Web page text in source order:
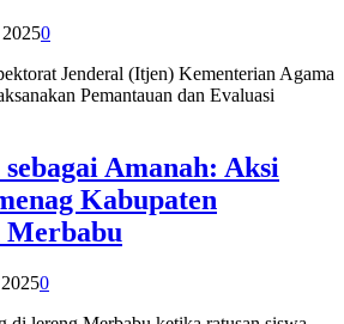
0
Jenderal (Itjen) Kementerian Agama
Pemantauan dan Evaluasi
Amanah: Aksi
Kabupaten
Merbabu
0